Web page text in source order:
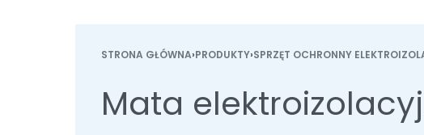
STRONA GŁÓWNA›PRODUKTY›SPRZĘT OCHRONNY
Mata